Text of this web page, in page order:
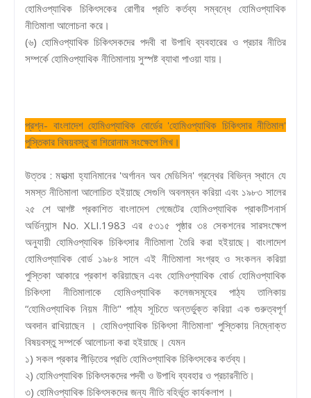
হোমিওপ্যাথিক চিকিৎসকের রোগীর প্রতি কর্তব্য সম্বন্ধে হোমিওপ্যাথিক
নীতিমালা আলোচনা করে।
(৬) হোমিওপ্যাথিক চিকিৎসকদের পদবী বা উপাধি ব্যবহারের ও প্রচার নীতির
সম্পর্কে হোমিওপ্যাথিক নীতিমালায় সুস্পষ্ট ব্যাথা পাওয়া যায়।
প্রশ্ন- বাংলাদেশ হোমিওপ্যাথিক বোর্ডের 'হোমিওপ্যাথিক চিকিৎসার নীতিমাল'
পুস্তিকার বিষয়বস্তু বা শিরোনাম সংক্ষেপে লিখ।
উত্তর : মহাত্মা হ্যানিমানের 'অর্গানন অব মেডিসিন' গ্রন্থের বিভিন্ন স্থানে যে
সমস্ত নীতিমালা আলোচিত হইয়াছে সেগুলি অবলম্বন করিয়া এবং ১৯৮৩ সালের
২৫ শে আগষ্ট প্রকাশিত বাংলাদেশ গেজেটের হোমিওপ্যাথিক প্রাকটিশনার্স
অর্ডিন্যান্স No. XLI.1983 এর ৫৩১৫ পৃষ্ঠার ৩৪ সেকশনের সারসংক্ষেপ
অনুযায়ী হোমিওপ্যাথিক চিকিৎসার নীতিমালা তৈরি করা হইয়াছে। বাংলাদেশ
হোমিওপ্যাথিক বোর্ড ১৯৮৪ সালে এই নীতিমালা সংগ্রহ ও সংকলন করিয়া
পুস্তিকা আকারে প্রকাশ করিয়াছেন এবং হোমিওপ্যাথিক বোর্ড হোমিওপ্যাথিক
চিকিৎসা নীতিমালাকে হোমিওপ্যাথিক কলেজসমূহের পাঠ্য তালিকায়
“হোমিওপ্যাথিক নিয়ম নীতি" পাঠ্য সূচিতে অন্তর্ভুক্ত করিয়া এক গুরুত্বপূর্ণ
অবদান রাখিয়াছেন । হোমিওপ্যাথিক চিকিৎসা নীতিমালা' পুস্তিকায় নিম্নোক্ত
বিষয়বস্তু সম্পর্কে আলোচনা করা হইয়াছে। যেমন
১) সকল প্রকার পীড়িতের প্রতি হোমিওপ্যাথিক চিকিৎসকের কর্তব্য।
২) হোমিওপ্যাথিক চিকিৎসকদের পদবী ও উপাধি ব্যবহার ও প্রচারনীতি।
৩) হোমিওপ্যাথিক চিকিৎসকদের জন্য নীতি বহির্ভূত কার্যকলাপ ।